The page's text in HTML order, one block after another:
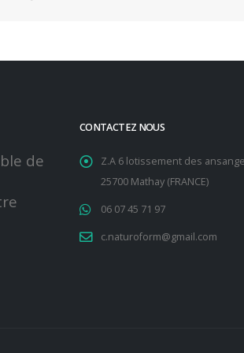
de
CONTACTEZ NOUS
Z.A 6 lotissement des
25700 Mathay (FRANCE)
06 07 45 71 97
c.naturoform@gmail.com